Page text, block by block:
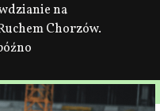
na
Chorzów.